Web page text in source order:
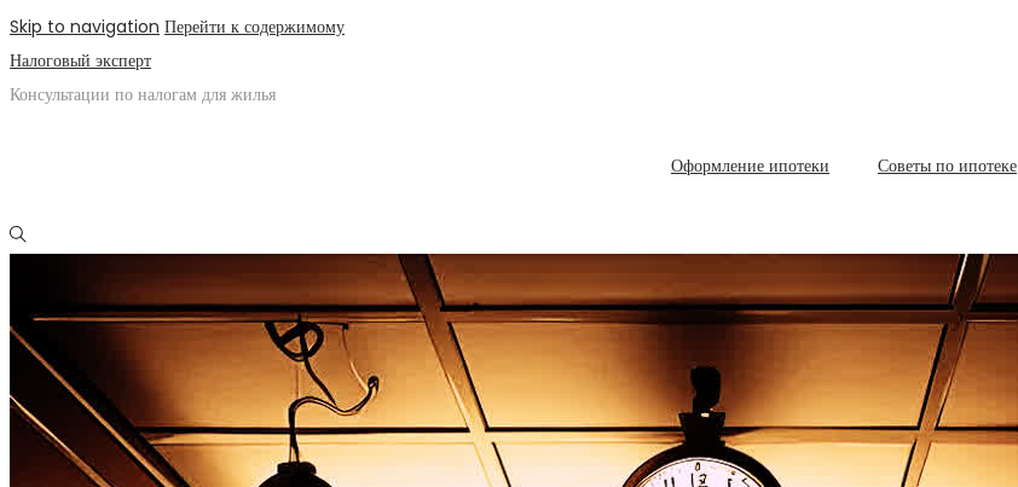
Skip to navigation Перейти к содержимому
Налоговый эксперт
Консультации по налогам для жилья
Оформление ипотеки Советы по ипотеке